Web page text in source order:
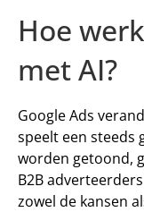
Hoe
met AI?
Google Ads
speelt een steeds
worden getoond,
B2B
zowel de kansen